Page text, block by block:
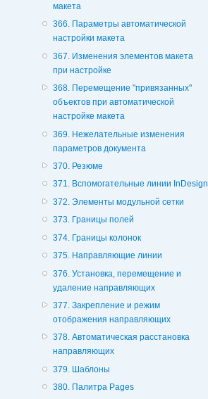
макета
366. Параметры автоматической
настройки макета
367. Изменения элементов макета
при настройке
368. Перемещение "привязанных"
объектов при автоматической
настройке макета
369. Нежелательные изменения
параметров документа
370. Резюме
371. Вспомогательные линии InDesign
372. Элементы модульной сетки
373. Границы полей
374. Границы колонок
375. Направляющие линии
376. Установка, перемещение и
удаление направляющих
377. Закрепление и режим
отображения направляющих
378. Автоматическая расстановка
направляющих
379. Шаблоны
380. Палитра Pages